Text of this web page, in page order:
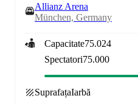
Allianz Arena
München, Germany
Capacitate75.024
Spectatori75.000
SuprafațaIarbă